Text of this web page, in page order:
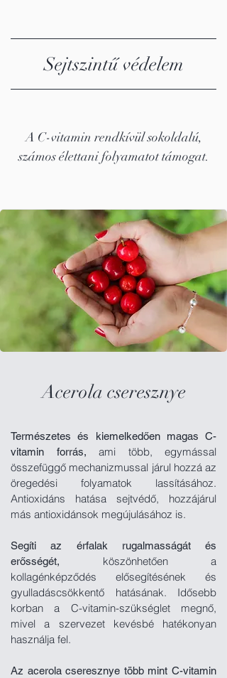
Sejtszintű védelem
A C-vitamin rendkívül sokoldalú,
számos élettani folyamatot támogat.
Acerola cseresznye
Természetes és kiemelkedően magas C-
vitamin forrás, ami több, egymással
összefüggő mechanizmussal járul hozzá az
öregedési folyamatok lassításához.
Antioxidáns hatása sejtvédő, hozzájárul
más antioxidánsok megújulásához is.
Segíti az érfalak rugalmasságát és
erősségét,
köszönhetően a
kollagénképződés elősegítésének és
gyulladáscsökkentő hatásának. Idősebb
korban a C-vitamin-szükséglet megnő,
mivel a szervezet kevésbé hatékonyan
használja fel.
Az acerola cseresznye több mint C-vitamin